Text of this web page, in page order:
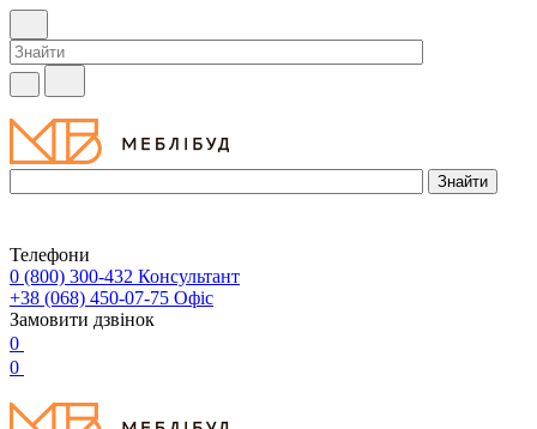
Телефони
0 (800) 300-432 Консультант
+38 (068) 450-07-75 Офіс
Замовити дзвінок
0
0